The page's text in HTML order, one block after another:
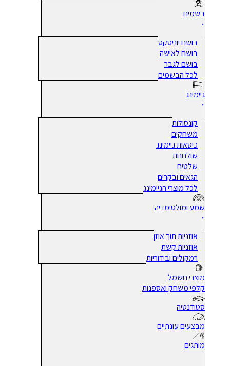
בשמים
בושם יוניסקס
בושם לאישה
בושם לגבר
לכל הבשמים
גיימינג
קונסולות
משחקים
כיסאות גיימינג
שולחנות
שלטים
הגאים ובקרים
לכל מוצרי הגיימינג
שמע ומולטימדיה
אוזניות תוך אוזן
אוזניות קשת
רמקולים ובידוריות
מוצרי חשמל
קלפי משחק ואספנות
סטודנטיה
מבצעים עונתיים
מותגים